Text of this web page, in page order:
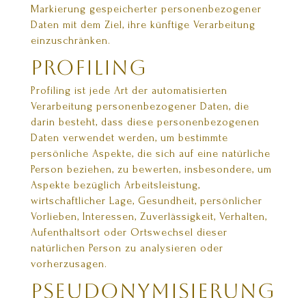
Markierung gespeicherter personenbezogener
Daten mit dem Ziel, ihre künftige Verarbeitung
einzuschränken.
Profiling
Profiling ist jede Art der automatisierten
Verarbeitung personenbezogener Daten, die
darin besteht, dass diese personenbezogenen
Daten verwendet werden, um bestimmte
persönliche Aspekte, die sich auf eine natürliche
Person beziehen, zu bewerten, insbesondere, um
Aspekte bezüglich Arbeitsleistung,
wirtschaftlicher Lage, Gesundheit, persönlicher
Vorlieben, Interessen, Zuverlässigkeit, Verhalten,
Aufenthaltsort oder Ortswechsel dieser
natürlichen Person zu analysieren oder
vorherzusagen.
Pseudonymisierung